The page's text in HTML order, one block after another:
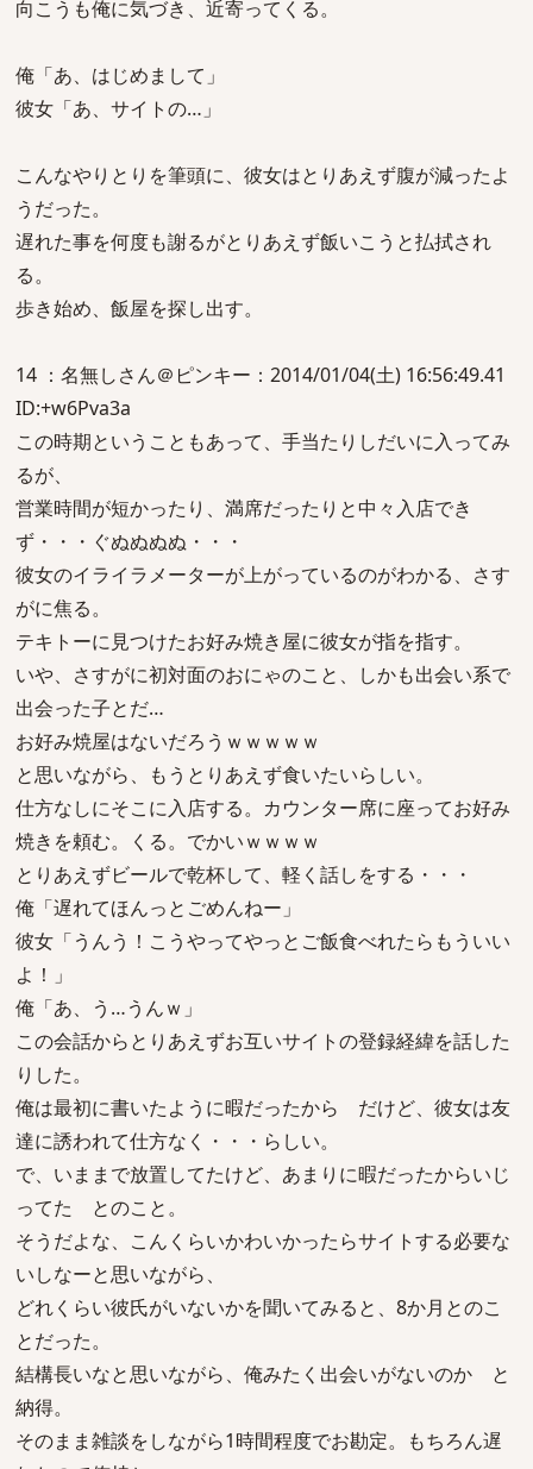
向こうも俺に気づき、近寄ってくる。
俺「あ、はじめまして」
彼女「あ、サイトの…」
こんなやりとりを筆頭に、彼女はとりあえず腹が減ったよ
うだった。
遅れた事を何度も謝るがとりあえず飯いこうと払拭され
る。
歩き始め、飯屋を探し出す。
14 ：名無しさん＠ピンキー：2014/01/04(土) 16:56:49.41
ID:+w6Pva3a
この時期ということもあって、手当たりしだいに入ってみ
るが、
営業時間が短かったり、満席だったりと中々入店でき
ず・・・ぐぬぬぬぬ・・・
彼女のイライラメーターが上がっているのがわかる、さす
がに焦る。
テキトーに見つけたお好み焼き屋に彼女が指を指す。
いや、さすがに初対面のおにゃのこと、しかも出会い系で
出会った子とだ…
お好み焼屋はないだろうｗｗｗｗｗ
と思いながら、もうとりあえず食いたいらしい。
仕方なしにそこに入店する。カウンター席に座ってお好み
焼きを頼む。くる。でかいｗｗｗｗ
とりあえずビールで乾杯して、軽く話しをする・・・
俺「遅れてほんっとごめんねー」
彼女「うんう！こうやってやっとご飯食べれたらもういい
よ！」
俺「あ、う…うんｗ」
この会話からとりあえずお互いサイトの登録経緯を話した
りした。
俺は最初に書いたように暇だったから だけど、彼女は友
達に誘われて仕方なく・・・らしい。
で、いままで放置してたけど、あまりに暇だったからいじ
ってた とのこと。
そうだよな、こんくらいかわいかったらサイトする必要な
いしなーと思いながら、
どれくらい彼氏がいないかを聞いてみると、8か月とのこ
とだった。
結構長いなと思いながら、俺みたく出会いがないのか と
納得。
そのまま雑談をしながら1時間程度でお勘定。もちろん遅